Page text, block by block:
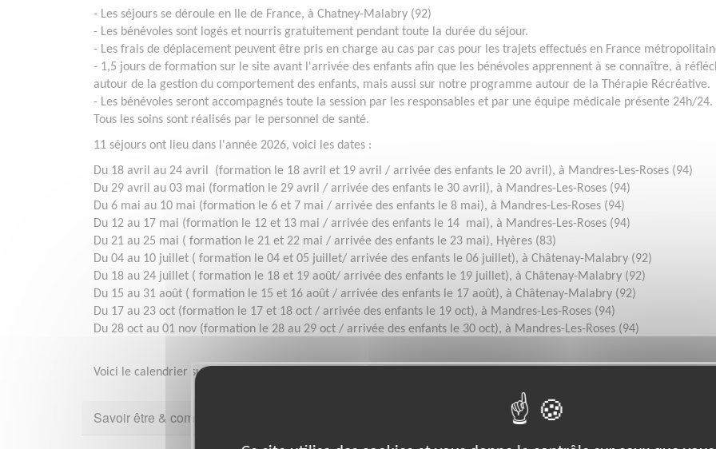
- Les séjours se déroule en Ile de France, à Chatney-Malabry (92)
- Les bénévoles sont logés et nourris gratuitement pendant toute la durée du séjour.
- Les frais de déplacement peuvent être pris en charge au cas par cas pour les trajets effectués en France
- 1,5 jours de formation sur le site avant l'arrivée des enfants afin que les bénévoles apprennent à se connaître, à
autour de la gestion du comportement des enfants, mais aussi sur notre programme autour de la Thérapie Récréative.
- Les bénévoles seront accompagnés toute la session par les responsables et par une équipe médicale présente 24h/24.
Tous les soins sont réalisés par le personnel de santé.
11 séjours ont lieu dans l'année 2026, voici les dates :
Du 18 avril au 24 avril (formation le 18 avril et 19 avril / arrivée des enfants le 20 avril), à Mandres-Les-Roses (94)
Du 29 avril au 03 mai (formation le 29 avril / arrivée des enfants le 30 avril), à Mandres-Les-Roses (94)
Du 6 mai au 10 mai (formation le 6 et 7 mai / arrivée des enfants le 8 mai), à Mandres-Les-Roses (94)
Du 12 au 17 mai (formation le 12 et 13 mai / arrivée des enfants le 14 mai), à Mandres-Les-Roses (94)
Du 21 au 25 mai ( formation le 21 et 22 mai / arrivée des enfants le 23 mai), Hyères (83)
Du 04 au 10 juillet ( formation le 04 et 05 juillet/ arrivée des enfants le 06 juillet), à Châtenay-Malabry (92)
Du 18 au 24 juillet ( formation le 18 et 19 août/ arrivée des enfants le 19 juillet), à Châtenay-Malabry (92)
Du 15 au 31 août ( formation le 15 et 16 août / arrivée des enfants le 17 août), à Châtenay-Malabry (92)
Du 17 au 23 oct (formation le 17 et 18 oct / arrivée des enfants le 19 oct), à Mandres-Les-Roses (94)
Du 28 oct au 01 nov (formation le 28 au 29 oct / arrivée des enfants le 30 oct), à Mandres-Les-Roses (94)
Voici le calendrier sur le site: https://www.lenvol.asso.fr/devenir-benevole/calendrier-benevoles/
Savoir être & compétences Disponibilité demandée